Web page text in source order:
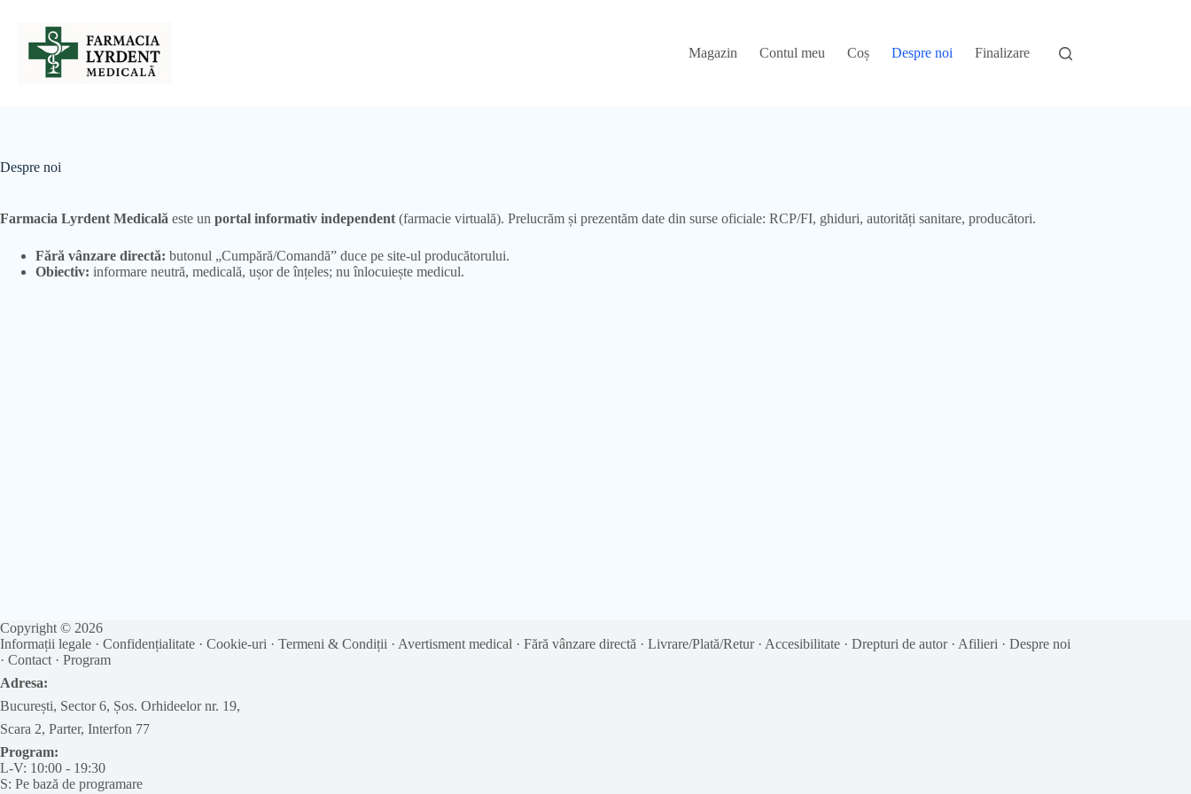
conținut
Magazin
Contul meu Coș Despre noi Finalizare
Despre noi
Farmacia Lyrdent Medicală este un portal informativ independent (farmacie virtuală). Prelucrăm și prezentăm date din surse oficiale: RCP/FI, ghiduri, autorități sanitare, producători.
Fără vânzare directă: butonul „Cumpără/Comandă” duce pe site-ul producătorului.
Obiectiv: informare neutră, medicală, ușor de înțeles; nu înlocuiește medicul.
Copyright © 2026
Informații legale · Confidențialitate · Cookie-uri · Termeni & Condiții · Avertisment medical · Fără vânzare directă · Livrare/Plată/Retur· Accesibilitate · Drepturi de autor· Afilieri · Despre noi
· Contact · Program
Adresa:
București, Sector 6, Șos. Orhideelor nr. 19,
Scara 2, Parter, Interfon 77
Program:
L-V: 10:00 - 19:30
S: Pe bază de programare